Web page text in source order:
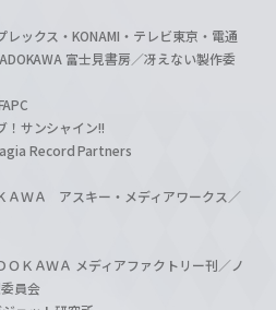
ックス・KONAMI・テレビ東京・電通
富士見書房／冴えない製作委
サンシャイン!!
Record Partners
ＡＷＡ アスキー・メディアワークス／
ＫＡＷＡ メディアファクトリー刊／ノ
員会